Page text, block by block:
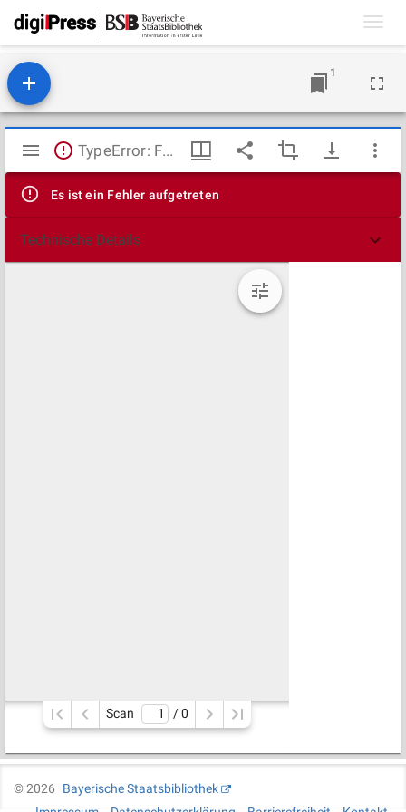
1
Mirador
Viewer
TypeError: Failed to fetch
Es ist ein Fehler aufgetreten
Technische Details
Scan / 0
©2026
Bayerische Staatsbibliothek